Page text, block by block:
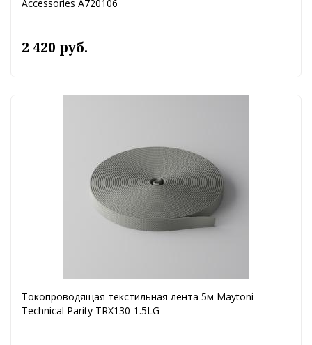
Accessories A720106
2 420 руб.
Токопроводящая текстильная лента 5м Maytoni
Technical Parity TRX130-1.5LG